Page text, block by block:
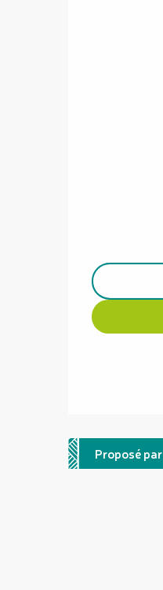
Proposé par